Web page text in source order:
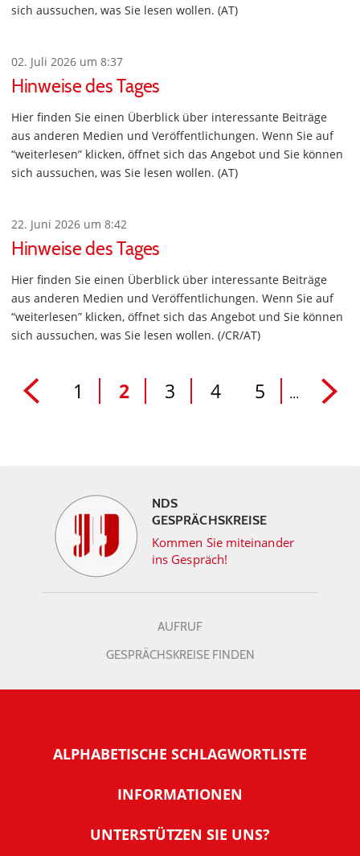
sich aussuchen, was Sie lesen wollen. (AT)
02. Juli 2026 um 8:37
Hinweise des Tages
Hier finden Sie einen Überblick über interessante Beiträge
aus anderen Medien und Veröffentlichungen. Wenn Sie auf
“weiterlesen” klicken, öffnet sich das Angebot und Sie können
sich aussuchen, was Sie lesen wollen. (AT)
22. Juni 2026 um 8:42
Hinweise des Tages
Hier finden Sie einen Überblick über interessante Beiträge
aus anderen Medien und Veröffentlichungen. Wenn Sie auf
“weiterlesen” klicken, öffnet sich das Angebot und Sie können
sich aussuchen, was Sie lesen wollen. (/CR/AT)
1 2 3 4 5 ...
NDS
GESPRÄCHSKREISE
Kommen Sie miteinander
ins Gespräch!
AUFRUF
GESPRÄCHSKREISE FINDEN
ALPHABETISCHE SCHLAGWORTLISTE
INFORMATIONEN
Warum NachDenkSeiten
UNTERSTÜTZEN SIE UNS?